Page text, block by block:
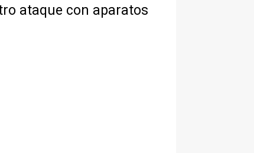
ataque con aparatos